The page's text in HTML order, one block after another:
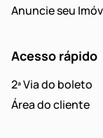
Anuncie seu
Acesso rápido
2ª Via do boleto
Área do cliente